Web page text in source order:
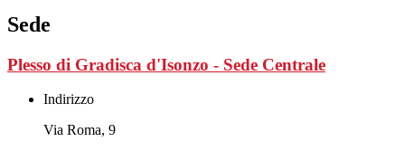
Sede
Plesso di Gradisca d'Isonzo - Sede Centrale
Indirizzo
Via Roma, 9